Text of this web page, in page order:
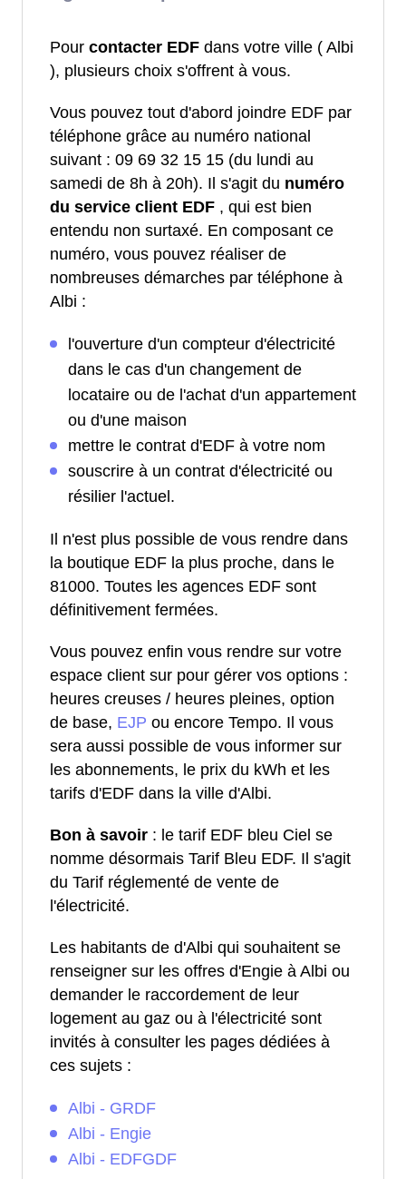
Pour contacter EDF dans votre ville ( Albi
), plusieurs choix s'offrent à vous.
Vous pouvez tout d'abord joindre EDF par
téléphone grâce au numéro national
suivant : 09 69 32 15 15 (du lundi au
samedi de 8h à 20h). Il s'agit du numéro
du service client EDF , qui est bien
entendu non surtaxé. En composant ce
numéro, vous pouvez réaliser de
nombreuses démarches par téléphone à
Albi :
l'ouverture d'un compteur d'électricité
dans le cas d'un changement de
locataire ou de l'achat d'un appartement
ou d'une maison
mettre le contrat d'EDF à votre nom
souscrire à un contrat d'électricité ou
résilier l'actuel.
Il n'est plus possible de vous rendre dans
la boutique EDF la plus proche, dans le
81000. Toutes les agences EDF sont
définitivement fermées.
Vous pouvez enfin vous rendre sur votre
espace client sur pour gérer vos options :
heures creuses / heures pleines, option
de base, EJP ou encore Tempo. Il vous
sera aussi possible de vous informer sur
les abonnements, le prix du kWh et les
tarifs d'EDF dans la ville d'Albi.
Bon à savoir : le tarif EDF bleu Ciel se
nomme désormais Tarif Bleu EDF. Il s'agit
du Tarif réglementé de vente de
l'électricité.
Les habitants de d'Albi qui souhaitent se
renseigner sur les offres d'Engie à Albi ou
demander le raccordement de leur
logement au gaz ou à l'électricité sont
invités à consulter les pages dédiées à
ces sujets :
Albi - GRDF
Albi - Engie
Albi - EDFGDF